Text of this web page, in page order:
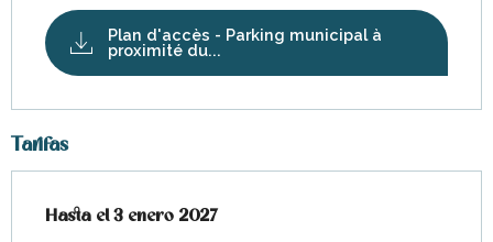
Plan d'accès - Parking municipal à
proximité du...
Tarifas
Desde 1 octubre 2025hasta
Hasta el3 enero 2027